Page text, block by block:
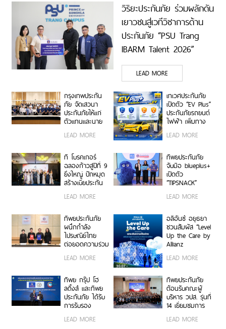
วิริยะประกันภัย ร่วมผลักดัน
เยาวชนสู่เวทีวิชาการด้าน
ประกันภัย “PSU Trang
IBARM Talent 2026”
ม.อ.ตรัง
LEAD MORE
กรุงเทพประกัน
ภัย จัดเสวนา
ประกันภัยให้แก่
ตัวแทนและนาย
วินาศภัย เสริม
ประกันภัยให้
แข็งแกร่งยิ่งขึ้น
LEAD MORE
เทเวศประกันภัย
เปิดตัว “EV Plus”
ประกันภัยรถยนต์
ไฟฟ้า เพิ่มทาง
คุ้มครองสำหรับผู้
LEAD MORE
ที โบรคเกอร์
ฉลองก้าวสู่ปีที่ 9
ยิ่งใหญ่ ปักหมุด
สร้างเบี้ยประกัน
บาท จัดงานมอบ
เชิดชูเกียรติสุด
ยอดนายหน้า
200 ราย “Top
Sales 2026”
LEAD MORE
ทิพยประกันภัย
จับมือ blueplus+
เปิดตัว
“TIPSNACK”
เดือนแบบ
ครั้งแรกของไทย
เพิ่ม-ลด-หยุด
แผนได้ทุกเมื่อ
ไม่มีข้อผูกมัด
LEAD MORE
ทิพยประกันภัย
ผนึกกำลัง
ไปรษณีย์ไทย
ต่อยอดความร่วม
พันธมิตรเชิงกล
บริการประกันภัย
รูปแบบดิจิทัลเพื่อ
ประชาชน
LEAD MORE
อลิอันซ์ อยุธยา
ชวนสัมผัส “Level
Up the Care by
Allianz
นิทรรศการยก
ห่วง ในงาน Hug
HeartYai 2026
LEAD MORE
ทิพย กรุ๊ป โฮ
ลดิ้งส์ และทิพย
ประกันภัย ได้รับ
การรับรอง
คาร์บอนฟุตพริ้
LEAD MORE
ทิพยประกันภัย
ต้อนรับคณะผู้
บริหาร วปส. รุ่นที่
14 เยี่ยมชมการ
นวัตกรรมองค์กร
LEAD MORE